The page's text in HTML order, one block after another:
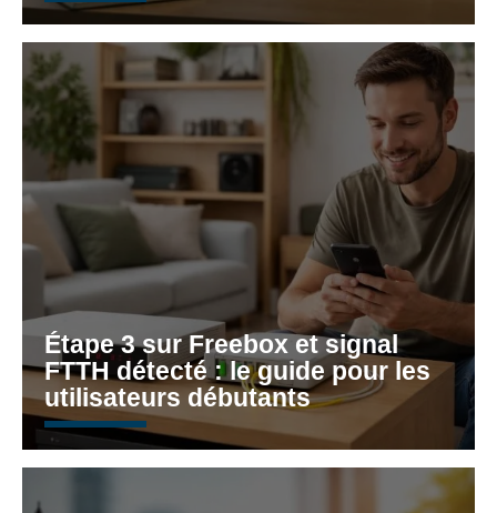
Étape 3 sur Freebox et signal
FTTH détecté : le guide pour les
utilisateurs débutants